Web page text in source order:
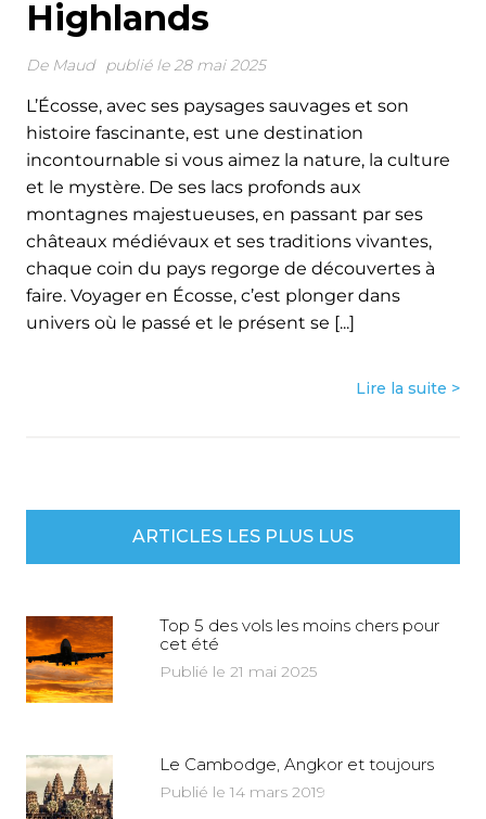
Highlands
De Maud publié le 28 mai 2025
L’Écosse, avec ses paysages sauvages et son
histoire fascinante, est une destination
incontournable si vous aimez la nature, la culture
et le mystère. De ses lacs profonds aux
montagnes majestueuses, en passant par ses
châteaux médiévaux et ses traditions vivantes,
chaque coin du pays regorge de découvertes à
faire. Voyager en Écosse, c’est plonger dans
univers où le passé et le présent se [...]
Lire la suite >
ARTICLES LES PLUS LUS
Top 5 des vols les moins chers pour
cet été
Publié le 21 mai 2025
Le Cambodge, Angkor et toujours
Publié le 14 mars 2019